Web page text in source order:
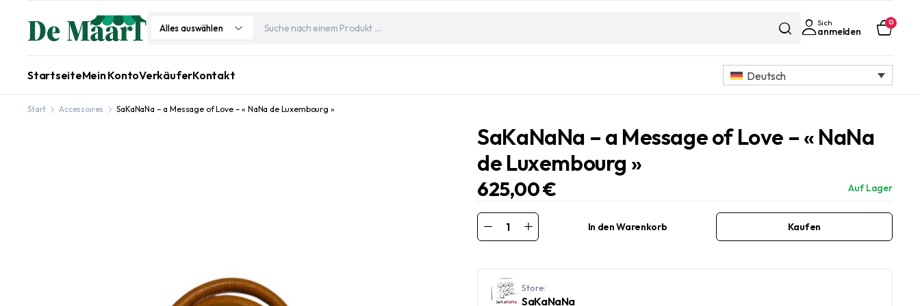
Alles auswählen Sich
anmelden
0
StartseiteMein KontoVerkäuferKontakt Deutsch
Start Accessoires SaKaNaNa – a Message of Love – « NaNa de Luxembourg »
SaKaNaNa – a Message of Love – « NaNa
de Luxembourg »
625,00€ Auf Lager
SaKaNaNa
-
of
In den Warenkorb Kaufen
Store:
SaKaNaNa